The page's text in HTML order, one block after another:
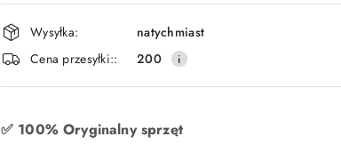
i
dostawa
Wysyłka:
natychmiast
Cena przesyłki::
200
✅ 100% Oryginalny sprzęt